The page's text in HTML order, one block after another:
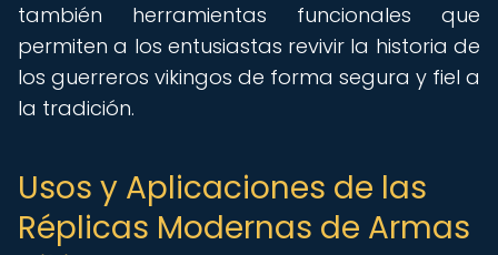
también herramientas funcionales que
permiten a los entusiastas revivir la historia de
los guerreros vikingos de forma segura y fiel a
la tradición.
Usos y Aplicaciones de las
Réplicas Modernas de Armas